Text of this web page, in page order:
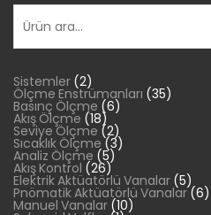
Ara
Sistemler 22
ürün
Ölçme Enstrümanları 3535
ürün
Basınç Ölçme 66
ürün
Akış Ölçme 1818
ürün
Seviye Ölçme 22
ürün
Sıcaklık Ölçme 33
ürün
Analiz Ölçme 55
ürün
Akış Kontrol 2626
ürün
Elektrik Aktüatörlü Vanalar 55
ürün
Pnömatik Aktüatörlü Vanalar 66
Manuel Vanalar 1010